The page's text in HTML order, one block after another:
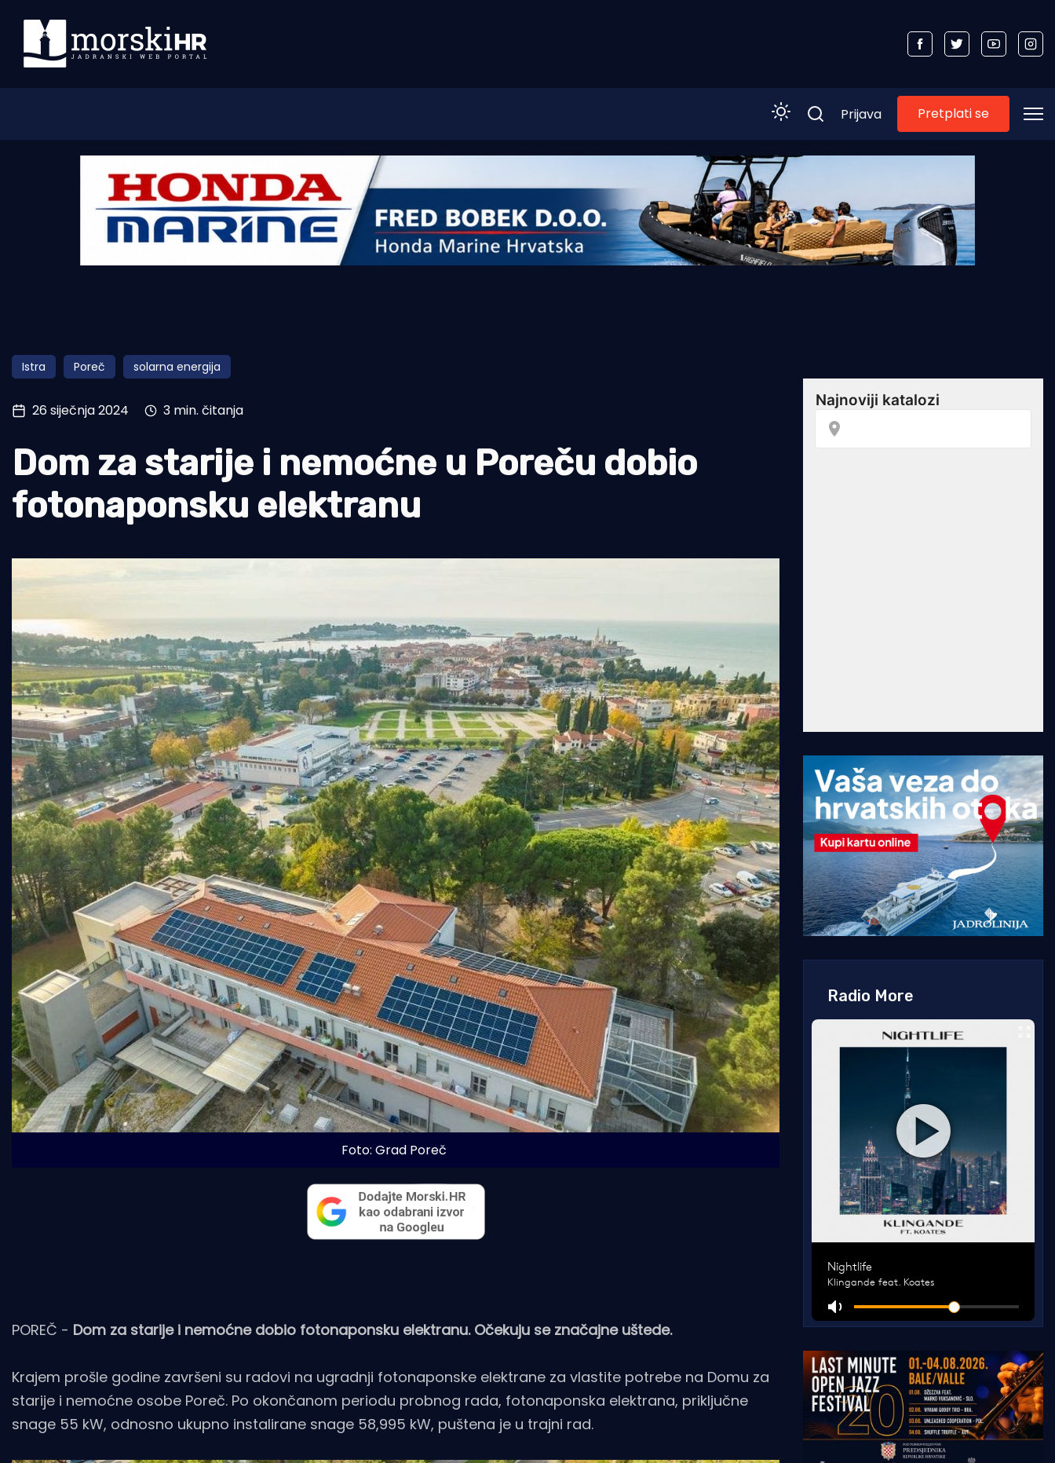
Morski plus
Pomorstvo
Ribolov
Tradicija i kultura
Prijava Pretplati se
Istra Poreč solarna energija
26 siječnja 2024 3 min. čitanja
Dom za starije i nemoćne u Poreču dobio
fotonaponsku elektranu
Foto: Grad Poreč
POREČ - Dom za starije i nemoćne dobio fotonaponsku elektranu. Očekuju se značajne uštede.
Krajem prošle godine završeni su radovi na ugradnji fotonaponske elektrane za vlastite potrebe na Domu za
starije i nemoćne osobe Poreč. Po okončanom periodu probnog rada, fotonaponska elektrana, priključne
snage 55 kW, odnosno ukupno instalirane snage 58,995 kW, puštena je u trajni rad.
Radio More